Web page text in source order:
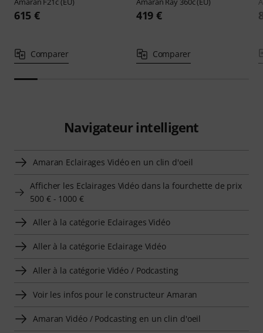
615 €
Comparer
419 €
Comparer
Navigateur intelligent
Amaran Eclairages Vidéo en un clin d'oeil
Afficher les Eclairages Vidéo dans la fourchette de prix
500 € - 1000 €
Aller à la catégorie Eclairages Vidéo
Aller à la catégorie Eclairage Vidéo
Aller à la catégorie Vidéo / Podcasting
Voir les infos pour le constructeur Amaran
Amaran Vidéo / Podcasting en un clin d'oeil